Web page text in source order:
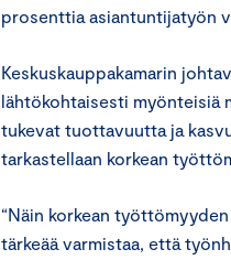
prosenttia asiantuntijatyön
Keskuskauppakamarin
lähtökohtaisesti myönteisiä
tukevat tuottavuutta ja
tarkastellaan korkean
“Näin korkean
tärkeää varmistaa, että